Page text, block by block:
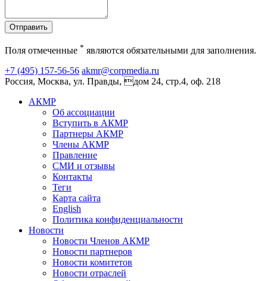
Отправить
Поля отмеченные * являются обязательными для заполнения.
+7 (495) 157-56-56 akmr@corpmedia.ru
Россия, Москва, ул. Правды, дом 24, стр.4, оф. 218
АКМР
Об ассоциации
Вступить в АКМР
Партнеры АКМР
Члены АКМР
Правление
СМИ и отзывы
Контакты
Теги
Карта сайта
English
Политика конфиденциальности
Новости
Новости Членов АКМР
Новости партнеров
Новости комитетов
Новости отраслей